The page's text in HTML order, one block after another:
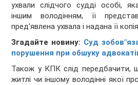
ухвали слідчого судді особі,
іншим володінням, її
пред'явлена ухвала і надана її
Згадайте новину: Суд
порушення при обшуку
Також у КПК слід передбачити,
житлі чи іншому володінні якої